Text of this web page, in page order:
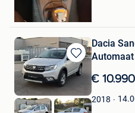
Lommel
Bewaren
in
Mijn
Favorieten
Dacia
€
2018